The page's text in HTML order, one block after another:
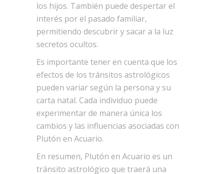
los hijos. También puede despertar el
interés por el pasado familiar,
permitiendo descubrir y sacar a la luz
secretos ocultos.
Es importante tener en cuenta que los
efectos de los tránsitos astrológicos
pueden variar según la persona y su
carta natal. Cada individuo puede
experimentar de manera única los
cambios y las influencias asociadas con
Plutón en Acuario.
En resumen, Plutón en Acuario es un
tránsito astrológico que traerá una